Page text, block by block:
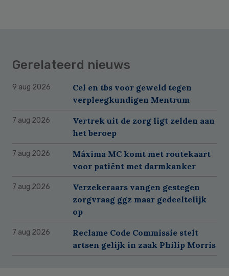
Gerelateerd nieuws
9 aug 2026
Cel en tbs voor geweld tegen
verpleegkundigen Mentrum
7 aug 2026
Vertrek uit de zorg ligt zelden aan
het beroep
7 aug 2026
Máxima MC komt met routekaart
voor patiënt met darmkanker
7 aug 2026
Verzekeraars vangen gestegen
zorgvraag ggz maar gedeeltelijk
op
7 aug 2026
Reclame Code Commissie stelt
artsen gelijk in zaak Philip Morris